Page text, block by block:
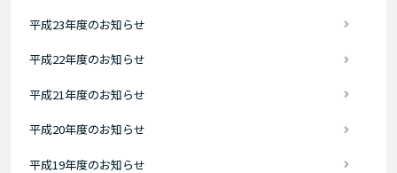
平成23年度のお知らせ
平成22年度のお知らせ
平成21年度のお知らせ
平成20年度のお知らせ
平成19年度のお知らせ